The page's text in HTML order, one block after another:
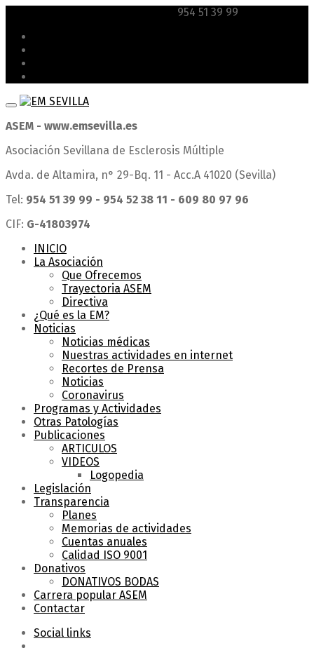
954 51 39 99
ASEM - www.emsevilla.es
Asociación Sevillana de Esclerosis Múltiple
Avda. de Altamira, n° 29-Bq. 11 - Acc.A 41020 (Sevilla)
Tel: 954 51 39 99 - 954 52 38 11 - 609 80 97 96
CIF: G-41803974
INICIO
La Asociación
Que Ofrecemos
Trayectoria ASEM
Directiva
¿Qué es la EM?
Noticias
Noticias médicas
Nuestras actividades en internet
Recortes de Prensa
Noticias
Coronavirus
Programas y Actividades
Otras Patologías
Publicaciones
ARTICULOS
VIDEOS
Logopedia
Legislación
Transparencia
Planes
Memorias de actividades
Cuentas anuales
Calidad ISO 9001
Donativos
DONATIVOS BODAS
Carrera popular ASEM
Contactar
Social links